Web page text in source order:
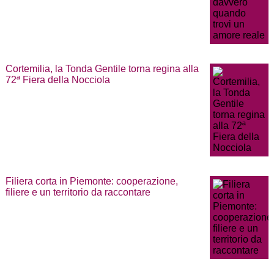
Cortemilia, la Tonda Gentile torna regina alla
72ª Fiera della Nocciola
Filiera corta in Piemonte: cooperazione,
filiere e un territorio da raccontare